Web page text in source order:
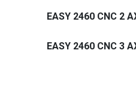
EASY 2460 CNC 2
EASY 2460 CNC 3